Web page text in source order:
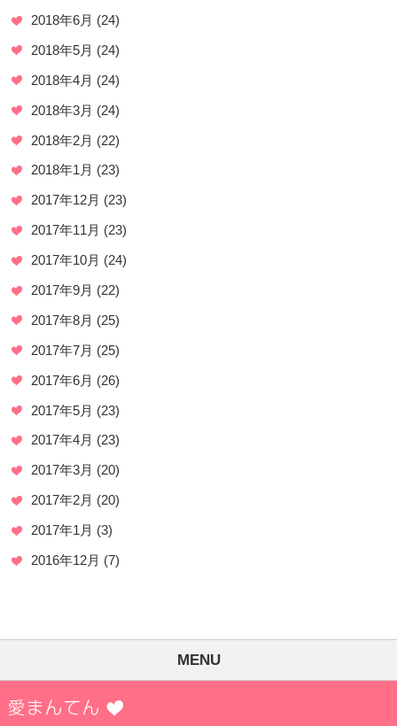
2018年6月 (24)
2018年5月 (24)
2018年4月 (24)
2018年3月 (24)
2018年2月 (22)
2018年1月 (23)
2017年12月 (23)
2017年11月 (23)
2017年10月 (24)
2017年9月 (22)
2017年8月 (25)
2017年7月 (25)
2017年6月 (26)
2017年5月 (23)
2017年4月 (23)
2017年3月 (20)
2017年2月 (20)
2017年1月 (3)
2016年12月 (7)
MENU
愛まんてん